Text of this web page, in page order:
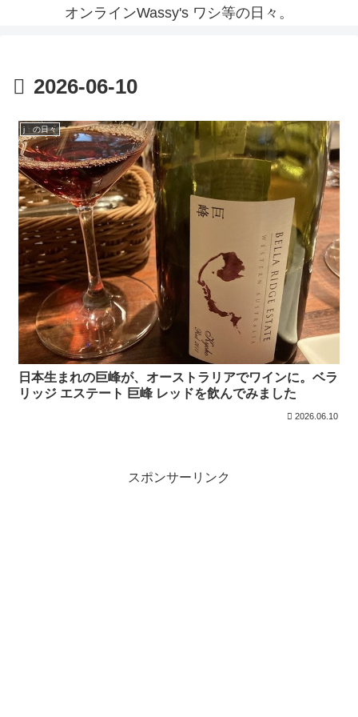
オンラインWassy's ワシ等の日々。
2026-06-10
j の日々
日本生まれの巨峰が、オーストラリアでワインに。ベラ
リッジ エステート 巨峰 レッドを飲んでみました
2026.06.10
スポンサーリンク